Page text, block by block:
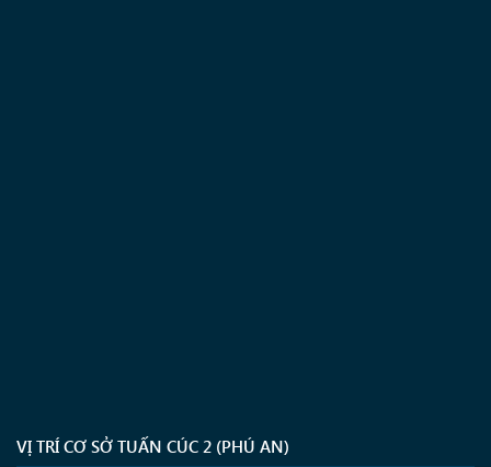
VỊ TRÍ CƠ SỞ TUẤN CÚC 2 (PHÚ AN)